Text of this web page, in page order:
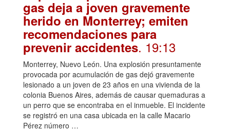
gas deja a joven gravemente
herido en Monterrey; emiten
recomendaciones para
prevenir accidentes. 19:13
Monterrey, Nuevo León. Una explosión presuntamente
provocada por acumulación de gas dejó gravemente
lesionado a un joven de 23 años en una vivienda de la
colonia Buenos Aires, además de causar quemaduras a
un perro que se encontraba en el inmueble. El incidente
se registró en una casa ubicada en la calle Macario
Pérez número …